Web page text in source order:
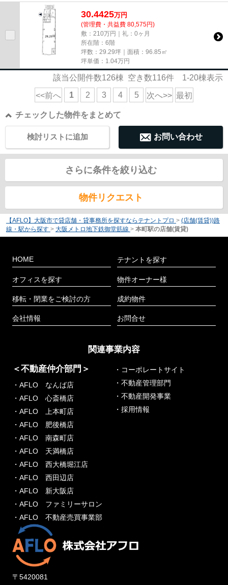
尚、弊社ではおとり広告は一切...
30.4425万円
(管理費・共益費 80,575円)
敷：210万円｜礼：0ヶ月
所在階：6階
坪数：29.29坪｜面積：96.85㎡
坪単価： 1.04万円
該当公開件数126棟 空き数116件 1-20棟表示
<<前へ 1 2 3 4 5 次へ>> 最初
チェックした物件をまとめて
お問い合わせ
検討リストに追加
さらに条件を絞り込む
物件リクエスト
【AFLO】大阪市で貸店舗・貸事務所を探すならテナントプロ > (店舗(賃貸))路
線・駅から探す > 大阪メトロ地下鉄御堂筋線 > 本町駅の店舗(賃貸)
HOME
オフィスを探す
移転・閉業をご検討の方
会社情報
テナントを探す
物件オーナー様
成約物件
お問合せ
関連事業内容
＜不動産仲介部門＞
・AFLO なんば店
・AFLO 心斎橋店
・AFLO 上本町店
・AFLO 肥後橋店
・AFLO 南森町店
・AFLO 天満橋店
・AFLO 西大橋堀江店
・AFLO 西田辺店
・AFLO 新大阪店
・AFLO ファミリーサロン
・AFLO 不動産売買事業部
・コーポレートサイト
・不動産管理部門
・不動産開発事業
・採用情報
〒5420081